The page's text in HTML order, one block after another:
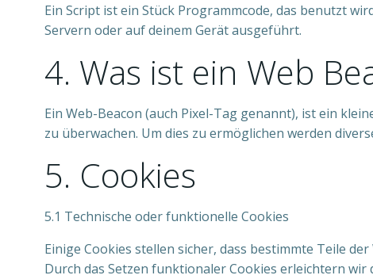
Ein Script ist ein Stück Programmcode, das benutzt
Servern oder auf deinem Gerät ausgeführt.
4. Was ist ein Web
Ein Web-Beacon (auch Pixel-Tag genannt), ist ein
zu überwachen. Um dies zu ermöglichen werden
5. Cookies
5.1 Technische oder funktionelle Cookies
Einige Cookies stellen sicher, dass bestimmte Teile
Durch das Setzen funktionaler Cookies erleichtern